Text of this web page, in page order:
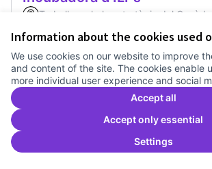
Information about the cookies used
We use cookies on our website to improve
and content of the site. The cookies enable
more individual user experience and social
Accept all
Accept only essential
Settings
Treballem el pla estratègic del
VoteIncubadora